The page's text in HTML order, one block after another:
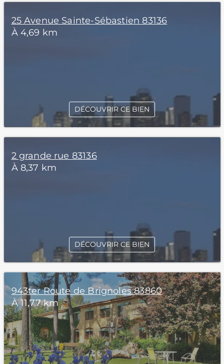
25 Avenue Sainte-Sébastien 83136
À 4,69 km
DÉCOUVRIR CE BIEN
2 grande rue 83136
À 8,37 km
DÉCOUVRIR CE BIEN
943ter Route de Brignoles 83860
À 11,77 km